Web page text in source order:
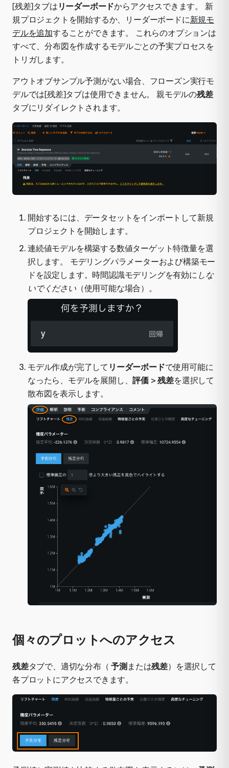
[残差]タブは リーダーボードからアクセスできます。 新
規プロジェクトを開始するか、リーダーボードに新規モ
デルを追加することができます。 これらのオプションは
すべて、分布図を作成するモデルごとの予実プロセスを
トリガします。
アウトオブサンプル予測がない場合、フローズン実行モ
デルでは[残差]タブは使用できません。 親モデルの残差
タブにリダイレクトされます。
開始するには、データセットをインポートして新規
プロジェクトを開始します。
連続値モデルを構築する数値ターゲット特徴量を選
択します。 モデリングパラメーターおよび構築モー
ドを設定します。時間認識モデリングを有効に しな
いでください（使用可能な場合）。
モデル作成が完了して リーダーボードで使用可能に
なったら、モデルを展開し、評価 >残差を選択して
散布図を表示します。
個々のプロットへのアクセス
残差タブで、適切な分布（予測 または残差）を選択して
各プロットにアクセスできます。